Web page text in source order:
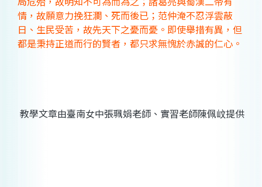
情，故願意力挽狂瀾、死而後已；范仲淹不忍浮雲蔽
日、生民受苦，故先天下之憂而憂。即使舉措有異，但
都是秉持正道而行的賢者，都只求無愧於赤誠的仁心。
教學文章由臺南女中張珮娟老師、實習老師陳佩㞶提供